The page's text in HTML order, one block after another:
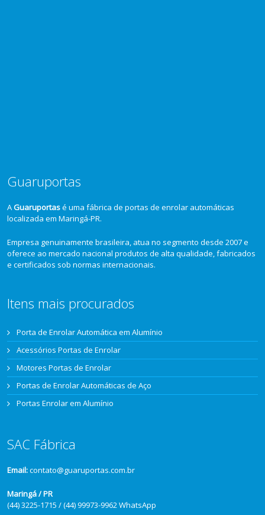
Guaruportas
AGuaruportasé uma fábrica de portas de enrolar automáticas
localizada em Maringá-PR.
Empresa genuinamente brasileira, atua no segmento desde 2007 e
oferece ao mercado nacional produtos de alta qualidade, fabricados
e certificados sob normas internacionais.
Itens mais procurados
Porta de Enrolar Automática em Alumínio
Acessórios Portas de Enrolar
Motores Portas de Enrolar
Portas de Enrolar Automáticas de Aço
Portas Enrolar em Alumínio
SAC Fábrica
Email:contato@guaruportas.com.br
Maringá / PR
(44) 3225-1715 / (44) 99973-9962 WhatsApp